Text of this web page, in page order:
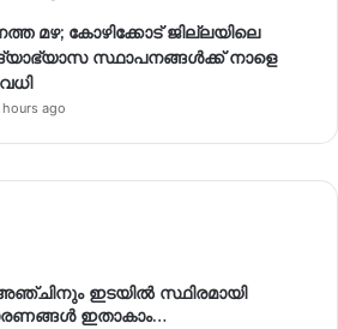
മഴ; കോഴിക്കോട് ജില്ലയിലെ
സ്ഥാപനങ്ങൾക്ക് നാളെ
hours ago
ഇടയിൽ സ്ഥിരമായി
ഇതാകാം…